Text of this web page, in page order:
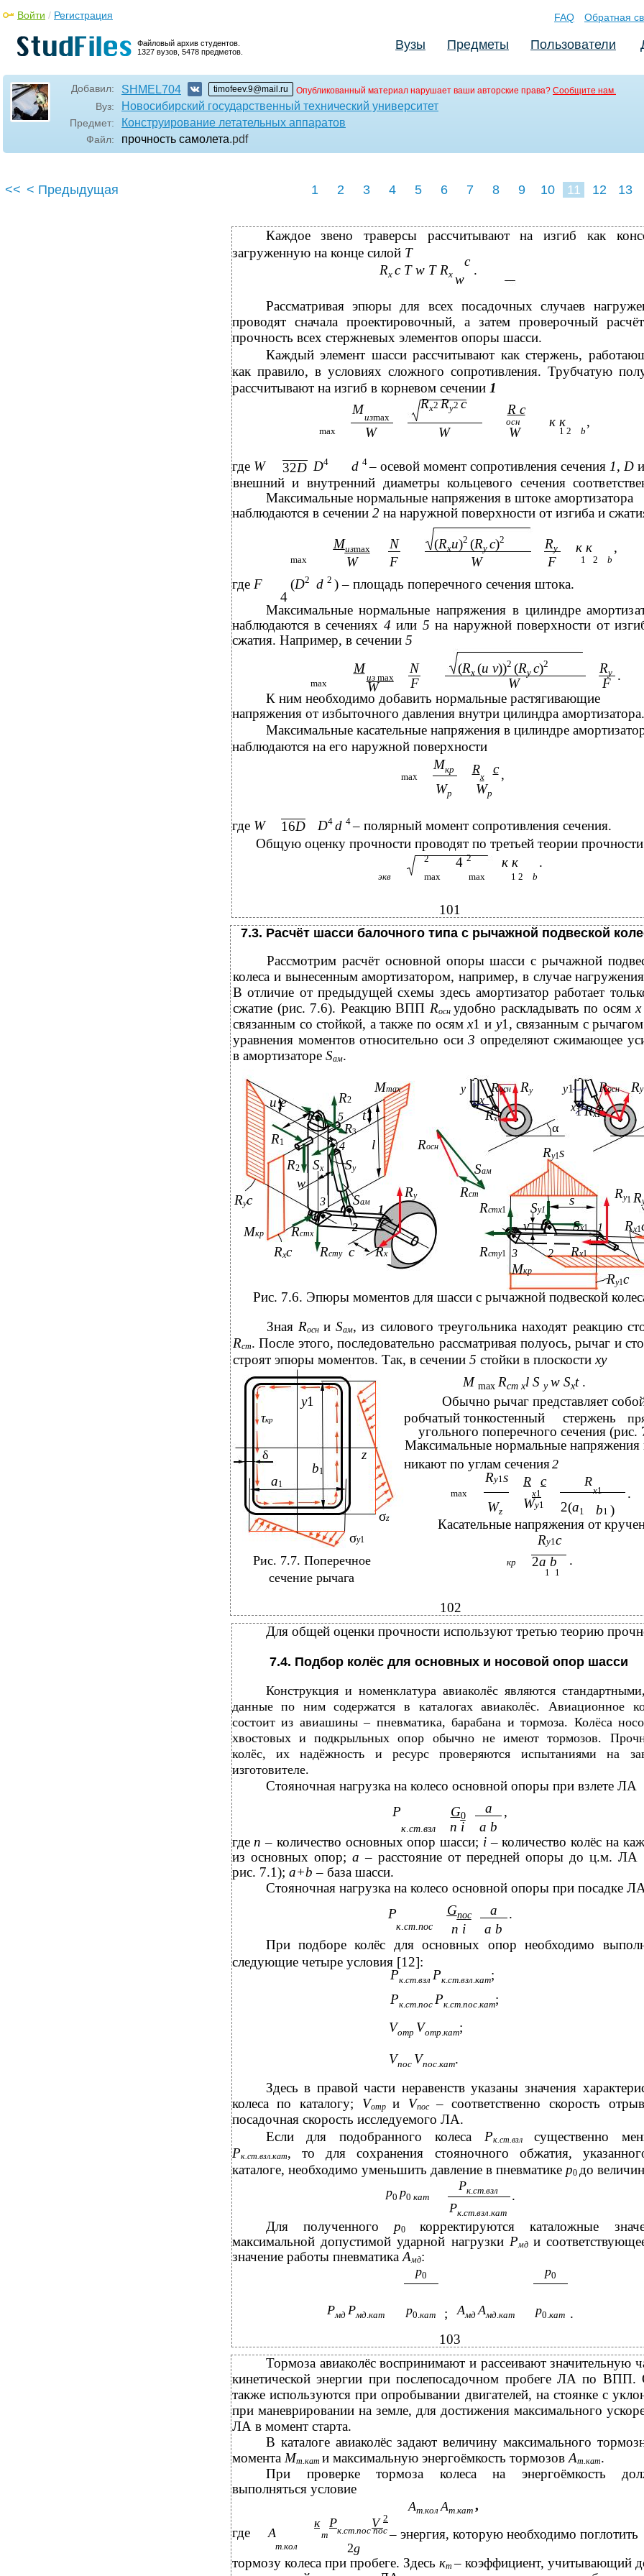
Файловый архив студентов.
1327 вузов, 5478 предметов.
Войти / Регистрация FAQ Обратная
Вузы Предметы Пользователи
Добавил: SHMEL704 timofeev.9@mail.ru Опубликованный материал нарушает ваши авторские права? Сообщите нам.
Вуз: Новосибирский государственный технический университет
Предмет: Конструирование летательных аппаратов
Файл: прочность самолета.pdf
<< < Предыдущая 1 2 3 4 5 6 7 8 9 10 11 12 13
Каждое звено траверсы рассчитывают на изгиб как
загруженную на конце силой Т
Rx c T w T Rx w
c
.
Рассматривая эпюры для всех посадочных случаев
проводят сначала проектировочный, а затем проверочный
прочность всех стержневых элементов опоры шасси.
Каждый элемент шасси рассчитывают как стержень,
как правило, в условиях сложного сопротивления. Трубчатую
рассчитывают на изгиб в корневом сечении 1
М
изmax
Rx2 Ry2 c R с
max
осн к к
b
,
W W W 1 2
где W D4 d 4– осевой момент сопротивления сечения 1, D и
32D
внешний и внутренний диаметры кольцевого сечения
Максимальные нормальные напряжения в штоке амортизатора
наблюдаются в сечении 2 на наружной поверхности от изгиба и
max
Мизmax N (Rxu)2 (Ry c)2 Rу к к
2 b
,
W
F W F 1
где F (D2 d 2 ) – площадь поперечного сечения штока.
4
Максимальные нормальные напряжения в цилиндре
наблюдаются в сечениях 4или 5на наружной поверхности от
сжатия. Например, в сечении 5
max
М
из max
N (Rx (u v))2 (Ry c)2 Rу .
F W F
W
К ним необходимо добавить нормальные растягивающие
напряжения от избыточного давления внутри цилиндра амортизатора.
Максимальные касательные напряжения в цилиндре
наблюдаются на его наружной поверхности
mаΧ
Мкр R
х
с ,
Wр Wp
где W D4 d 4 – полярный момент сопротивления сечения.
16D
Общую оценку прочности проводят по третьей теории прочности
экв
2 4 2 к к
b
.
max max 1 2
101
7.3. Расчёт шасси балочного типа с рычажной подвеской
Рассмотрим расчёт основной опоры шасси с рычажной
колеса и вынесенным амортизатором, например, в случае нагружения
В отличие от предыдущей схемы здесь амортизатор работает
сжатие (рис. 7.6). Реакцию ВПП Rосн удобно раскладывать по осям х
связанным со стойкой, а также по осямх1 и у1, связанным с
уравнения моментов относительно оси3 определяют сжимающее
в амортизаторе Sам.
R2
Mmax у Rосн Ry у1 Rосн Ry
uе
R1
х
5
t Rx
α
х1Rx1
R1
R3
l Rосн
4 Ry1s
R2 Sх Sу Sам
w
Ryc Sам
Ry Rст Ry1 R
3 Sу1
s
1 Rстх1
Sх1
Mкр Rстх 2
Rсту1
v 1 Rx1
Rсту 2 Rх1
Rхc c Rx 3
Mкр
Ry1c
Рис. 7.6. Эпюры моментов для шасси с рычажной подвеской
Зная Rосн иSам, из силового треугольника находят реакцию
Rст. После этого, последовательно рассматривая полуось, рычаг и
строят эпюры моментов. Так, в сечении 5 стойки в плоскости xy
M max Rст хl S y w Sxt .
у1
Обычно рычаг представляет
робчатый тонкостенный
стержень
τкр
угольного поперечного сечения (рис.
z
Максимальные нормальные напряжения
δ
никают по углам сечения2
b1
a1 Ry1s R c R
max x1 x1
.
Wz 2(a1 b1 )
σz
Wy1
σy1
Касательные напряжения от
кр
Ry1c
Рис. 7.7. Поперечное .
2a b
сечение рычага 1 1
102
Для общей оценки прочности используют третью теорию
7.4. Подбор колёс для основных и носовой опор шасси
Конструкция и номенклатура авиаколёс являются
данные по ним содержатся в каталогах авиаколёс. Авиационное
состоит из авиашины – пневматика, барабана и тормоза. Колёса
хвостовых и подкрыльных опор обычно не имеют тормозов.
колёс, их надёжность и ресурс проверяются испытаниями на
изготовителе.
Стояночная нагрузка на колесо основной опоры при взлете ЛА
Р
G0
a
,
a b
к.ст.взл
n i
где n– количество основных опор шасси; i– количество колёс на
из основных опор; a– расстояние от передней опоры до ц.м. ЛА
рис. 7.1); a+b– база шасси.
Стояночная нагрузка на колесо основной опоры при посадке ЛА
Р
Gпос a .
к.ст.пос n i
a b
При подборе колёс для основных опор необходимо
следующие четыре условия [12]:
Рк.ст.взл Рк.ст.взл.кат;
Рк.ст.пос Рк.ст.пос.кат;
Vотр Vотр.кат;
Vпос Vпос.кат.
Здесь в правой части неравенств указаны значения
колеса по каталогу; Vотри Vпос– соответственно скорость
посадочная скорость исследуемого ЛА.
Если для подобранного колеса Рк.ст.взл существенно
Рк.ст.взл.кат, то для сохранения стояночного обжатия,
каталоге, необходимо уменьшить давление в пневматике р0 до
р0р0 кат
Рк.ст.взл .
Рк.ст.взл.кат
Для полученного р0 корректируются каталожные
максимальной допустимой ударной нагрузки Рмд и
значение работы пневматика Амд:
р0 р0
Рмд Рмд.кат ; АмдАмд.кат .
р0.кат р0.кат
103
Тормоза авиаколёс воспринимают и рассеивают значительную
кинетической энергии при послепосадочном пробеге ЛА по ВПП.
также используются при опробывании двигателей, на стоянке с
при маневрировании на земле, для достижения максимального
ЛА в момент старта.
В каталоге авиаколёс задают величину максимального
момента Мт.кат и максимальную энергоёмкость тормозов Ат.кат.
При проверке тормоза колеса на энергоёмкость
выполняться условие
Ат.колАт.кат ,
где
А
к
т
Р V 2
к.ст.пос пос – энергия, которую необходимо поглотить
т.кол 2g
тормозу колеса при пробеге. Здесь кт– коэффициент, учитывающий